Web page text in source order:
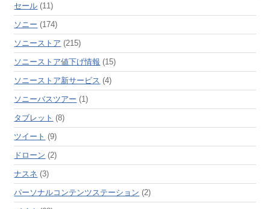
セール (11)
ソニー (174)
ソニーストア (215)
ソニーストア値下げ情報 (15)
ソニーストア新サービス (4)
ソニーバスツアー (1)
タブレット (8)
ツイート (9)
ドローン (2)
ナスネ (3)
パーソナルコンテンツステーション (2)